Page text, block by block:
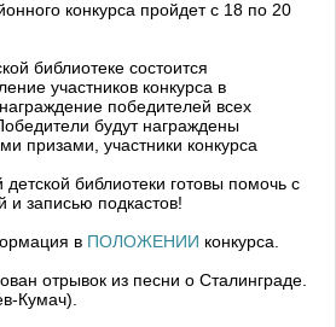
конкурса пройдет с 18 по 20
библиотеке состоится
участников конкурса в
победителей всех
будут награждены
призами, участники конкурса
библиотеки готовы помочь с
и записью подкастов!
в ПОЛОЖЕНИИ конкурса.
отрывок из песни о Сталинграде.
Кумач).